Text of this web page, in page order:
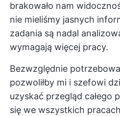
brakowało nam
nie mieliśmy jasnych
zadania są nadal
wymagają więcej pracy.
Bezwzględnie
pozwoliłby mi i szefowi
uzyskać przegląd całego
się we wszystkich